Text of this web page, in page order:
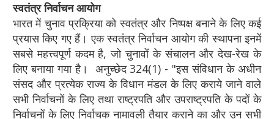
स्वतंत्र निर्वाचन आयोग
भारत में चुनाव प्रक्रिया को स्वतंत्र और निष्पक्ष बनाने के लिए कई
प्रयास किए गए हैं। एक स्वतंत्र निर्वाचन आयोग की स्थापना इनमें
सबसे महत्त्वपूर्ण कदम है, जो चुनावों के संचालन और देख-रेख के
लिए बनाया गया है। अनुच्छेद 324(1) - "इस संविधान के अधीन
संसद और प्रत्येक राज्य के विधान मंडल के लिए कराये जाने वाले
सभी निर्वाचनों के लिए तथा राष्ट्रपति और उपराष्ट्रपति के पदों के
निर्वाचनों के लिए निर्वाचक नामावली तैयार कराने का और उन सभी